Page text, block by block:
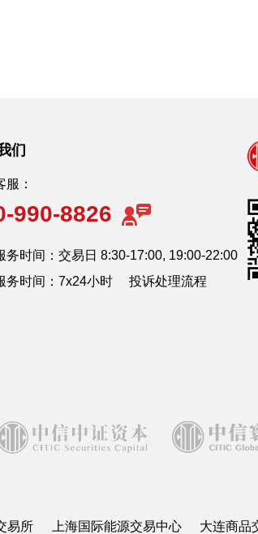
们
服：
990-8826
务时间：交易日 8:30-17:00, 19:00-22:00
务时间：7x24小时 投诉处理流程
易所 上海国际能源交易中心 大连商品